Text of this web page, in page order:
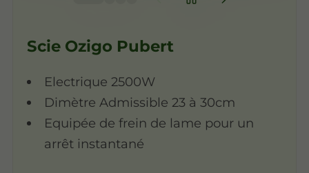
Scie Ozigo Pubert
Electrique 2500W
Dimètre Admissible 23 à 30cm
Equipée de frein de lame pour un
arrêt instantané